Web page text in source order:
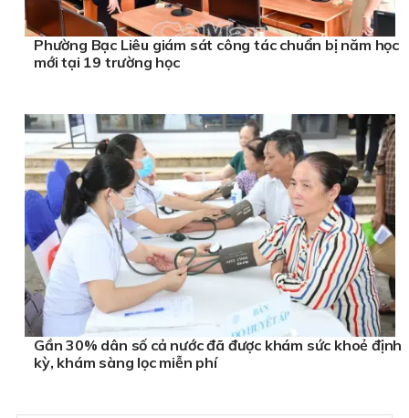
Phường Bạc Liêu giám sát công tác chuẩn bị năm học
mới tại 19 trường học
Gần 30% dân số cả nước đã được khám sức khoẻ định
kỳ, khám sàng lọc miễn phí